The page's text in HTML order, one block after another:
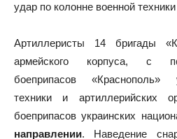
удар по колонне военной
Артиллеристы 14 бригады
армейского корпуса, с
боеприпасов «Краснополь»
техники и артиллерийских
боеприпасов украинских
направлении. Наведение